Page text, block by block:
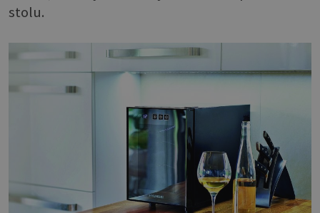
stolu.